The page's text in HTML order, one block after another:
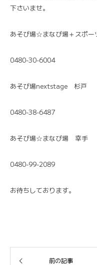
下さいませ。
あそび場☆まなび場＋スポー
0480-30-6004
あそび場nextstage 杉戸
0480-38-6487
あそび場☆まなび場 幸手
0480-99-2089
お待ちしております。
前の記事